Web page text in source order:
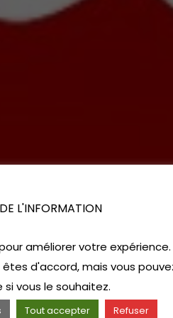
L'INFORMATION
améliorer votre expérience.
d'accord, mais vous
si vous le souhaitez.
Tout accepter Refuser